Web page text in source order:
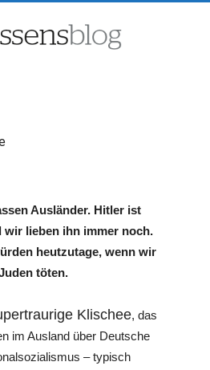
Ausländer. Hitler ist
lieben ihn immer noch.
heutzutage, wenn wir
töten.
Klischee, das
im Ausland über Deutsche
– typisch